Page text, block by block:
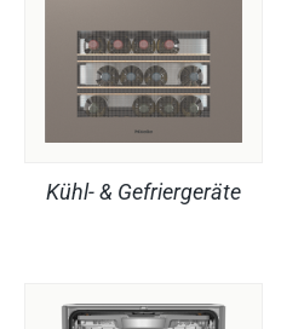
Kühl- & Gefriergeräte